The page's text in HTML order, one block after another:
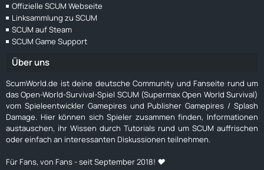
Offizielle SCUM Webseite
Linksammlung zu SCUM
SCUM auf Steam
SCUM Game Support
Über uns
ScumWorld.de ist deine deutsche Community und Fanseite rund um
das Open-World-Survival-Spiel SCUM (Supermax Open World Survival)
vom Spieleentwickler Gamepires und Publisher Gamepires / Splash
Damage. Hier können sich Spieler zusammen finden, Informationen
austauschen, ihr Wissen durch Tutorials rund um SCUM auffrischen
oder einfach an interessanten Diskussionen teilnehmen.
Für Fans, von Fans - seit September 2018! ❤️